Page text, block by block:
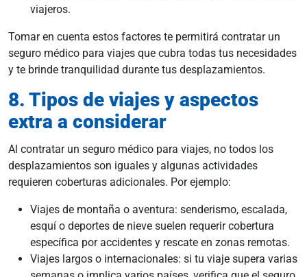
viajeros.
Tomar en cuenta estos factores te permitirá contratar un
seguro médico para viajes que cubra todas tus necesidades
y te brinde tranquilidad durante tus desplazamientos.
8. Tipos de viajes y aspectos
extra a considerar
Al contratar un seguro médico para viajes, no todos los
desplazamientos son iguales y algunas actividades
requieren coberturas adicionales. Por ejemplo:
Viajes de montaña o aventura: senderismo, escalada,
esquí o deportes de nieve suelen requerir cobertura
específica por accidentes y rescate en zonas remotas.
Viajes largos o internacionales: si tu viaje supera varias